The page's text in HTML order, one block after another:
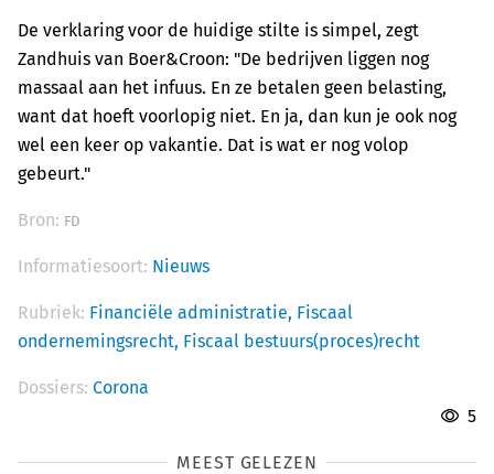
De verklaring voor de huidige stilte is simpel, zegt
Zandhuis van Boer&Croon: "De bedrijven liggen nog
massaal aan het infuus. En ze betalen geen belasting,
want dat hoeft voorlopig niet. En ja, dan kun je ook nog
wel een keer op vakantie. Dat is wat er nog volop
gebeurt."
Bron: FD
Informatiesoort: Nieuws
Rubriek: Financiële administratie, Fiscaal
ondernemingsrecht, Fiscaal bestuurs(proces)recht
Dossiers: Corona
5
MEEST GELEZEN